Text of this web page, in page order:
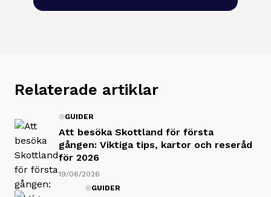
Relaterade artiklar
GUIDER
Att besöka Skottland för första
gången: Viktiga tips, kartor och reseråd
för 2026
19/06/2026
GUIDER